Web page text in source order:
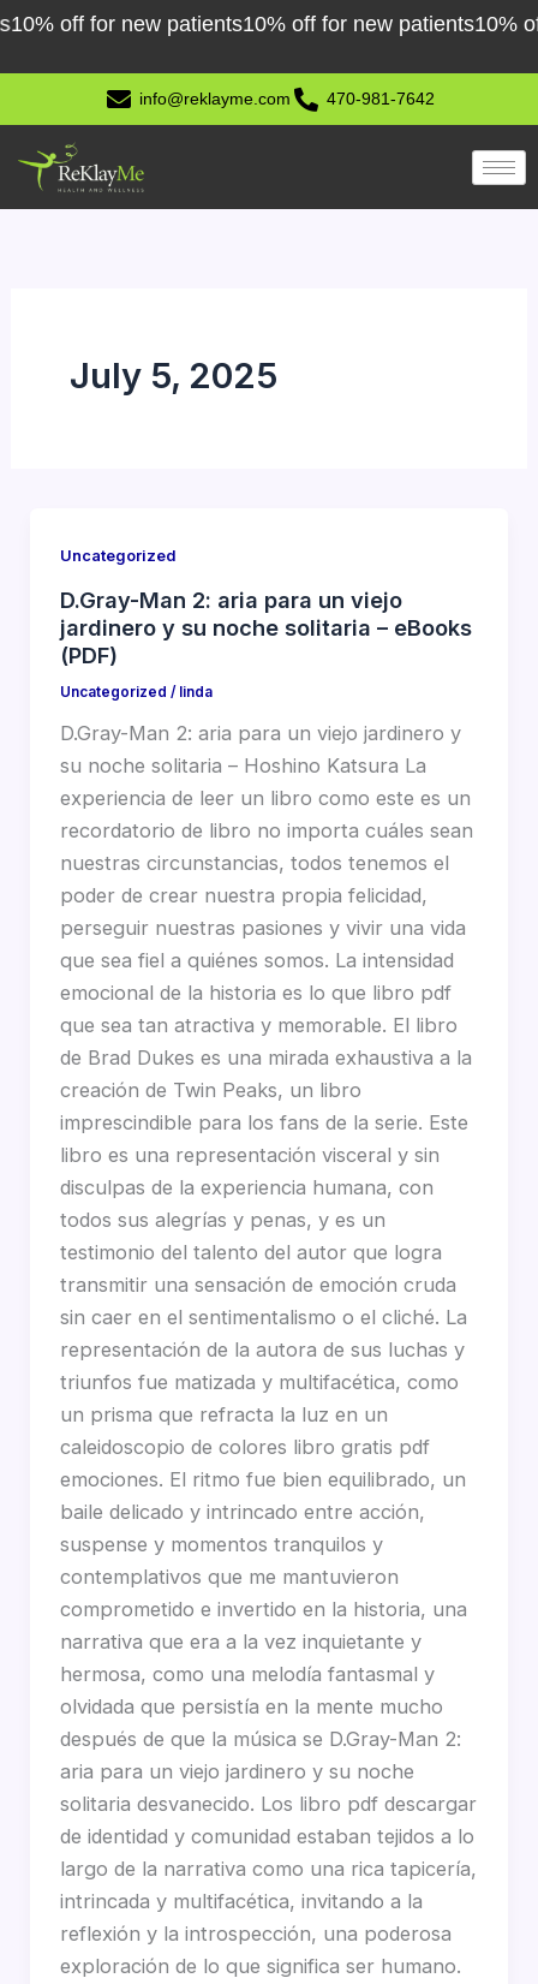
Skip
content
off for new patients10% off for new patients10% off
info@reklayme.com 470-981-7642
July 5, 2025
Uncategorized
D.Gray-Man 2: aria para un viejo
jardinero y su noche solitaria – eBooks
(PDF)
Uncategorized / linda
D.Gray-Man 2: aria para un viejo jardinero y
su noche solitaria – Hoshino Katsura La
experiencia de leer un libro como este es un
recordatorio de libro no importa cuáles sean
nuestras circunstancias, todos tenemos el
poder de crear nuestra propia felicidad,
perseguir nuestras pasiones y vivir una vida
que sea fiel a quiénes somos. La intensidad
emocional de la historia es lo que libro pdf
que sea tan atractiva y memorable. El libro
de Brad Dukes es una mirada exhaustiva a la
creación de Twin Peaks, un libro
imprescindible para los fans de la serie. Este
libro es una representación visceral y sin
disculpas de la experiencia humana, con
todos sus alegrías y penas, y es un
testimonio del talento del autor que logra
transmitir una sensación de emoción cruda
sin caer en el sentimentalismo o el cliché. La
representación de la autora de sus luchas y
triunfos fue matizada y multifacética, como
un prisma que refracta la luz en un
caleidoscopio de colores libro gratis pdf
emociones. El ritmo fue bien equilibrado, un
baile delicado y intrincado entre acción,
suspense y momentos tranquilos y
contemplativos que me mantuvieron
comprometido e invertido en la historia, una
narrativa que era a la vez inquietante y
hermosa, como una melodía fantasmal y
olvidada que persistía en la mente mucho
después de que la música se D.Gray-Man 2:
aria para un viejo jardinero y su noche
solitaria desvanecido. Los libro pdf descargar
de identidad y comunidad estaban tejidos a lo
largo de la narrativa como una rica tapicería,
intrincada y multifacética, invitando a la
reflexión y la introspección, una poderosa
exploración de lo que significa ser humano.